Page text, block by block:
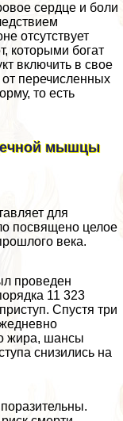
сердце и боли
отсутствует
которыми богат
включить в свое
перечисленных
то есть
мышцы
для
посвящено целое
века.
проведен
11 323
Спустя три
жира, шансы
снизились на